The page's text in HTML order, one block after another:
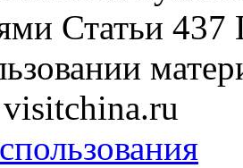
Статьи 437